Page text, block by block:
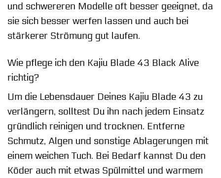
und schwereren Modelle oft besser geeignet, da
sie sich besser werfen lassen und auch bei
stärkerer Strömung gut laufen.
Wie pflege ich den Kajiu Blade 43 Black Alive
richtig?
Um die Lebensdauer Deines Kajiu Blade 43 zu
verlängern, solltest Du ihn nach jedem Einsatz
gründlich reinigen und trocknen. Entferne
Schmutz, Algen und sonstige Ablagerungen mit
einem weichen Tuch. Bei Bedarf kannst Du den
Köder auch mit etwas Spülmittel und warmem